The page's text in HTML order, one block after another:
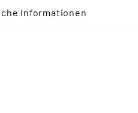
Informationen